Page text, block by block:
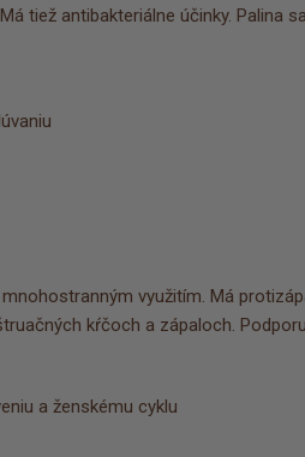
tiež antibakteriálne účinky. Palina
využitím. Má
kŕčoch a zápaloch.
a ženskému cyklu